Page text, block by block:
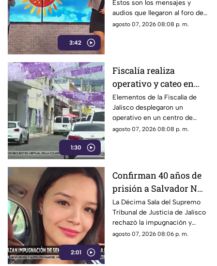
3:42
'Cada mañana'; parte 1
Estos son los mensajes y
audios que llegaron al foro de
‘Cada mañana’ estuvieron
agosto 07, 2026 08:08 p. m.
1:30
Fiscalía realiza
operativo y cateo en
anexo de la colonia
Olímpica en
Guadalajara
Elementos de la Fiscalía de
Jalisco desplegaron un
operativo en un centro de
rehabilitación de la colonia
agosto 07, 2026 08:08 p. m.
2:01
Confirman 40 años de
prisión a Salvador N
por el feminicidio de
Isis Urteaga
La Décima Sala del Supremo
Tribunal de Justicia de Jalisco
rechazó la impugnación y
confirmó la sentencia contra
agosto 07, 2026 08:06 p. m.